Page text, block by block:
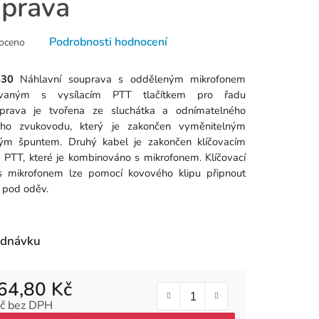
Podrobnosti hodnocení
Náhlavní souprava s odděleným mikrofonem
s vysílacím PTT tlačítkem pro řadu
je tvořena ze sluchátka a odnímatelného
zvukovodu, který je zakončen vyměnitelným
špuntem. Druhý kabel je zakončen klíčovacím
které je kombinováno s mikrofonem. Klíčovací
mikrofonem lze pomocí kovového klipu připnout
oděv.
Kč
bez DPH